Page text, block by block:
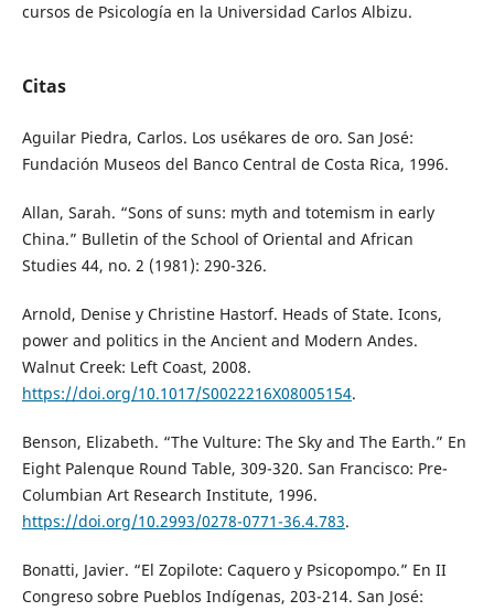
cursos de Psicología en la Universidad Carlos Albizu.
Citas
Aguilar Piedra, Carlos. Los usékares de oro. San José:
Fundación Museos del Banco Central de Costa Rica, 1996.
Allan, Sarah. “Sons of suns: myth and totemism in early
China.” Bulletin of the School of Oriental and African
Studies 44, no. 2 (1981): 290-326.
Arnold, Denise y Christine Hastorf. Heads of State. Icons,
power and politics in the Ancient and Modern Andes.
Walnut Creek: Left Coast, 2008.
https://doi.org/10.1017/S0022216X08005154.
Benson, Elizabeth. “The Vulture: The Sky and The Earth.” En
Eight Palenque Round Table, 309-320. San Francisco: Pre-
Columbian Art Research Institute, 1996.
https://doi.org/10.2993/0278-0771-36.4.783.
Bonatti, Javier. “El Zopilote: Caquero y Psicopompo.” En II
Congreso sobre Pueblos Indígenas, 203-214. San José: